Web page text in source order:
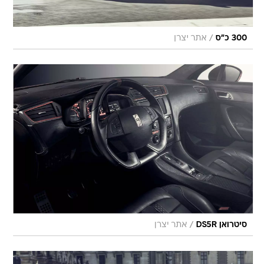
300 כ"ס / אתר יצרן
סיטרואן DS5R / אתר יצרן